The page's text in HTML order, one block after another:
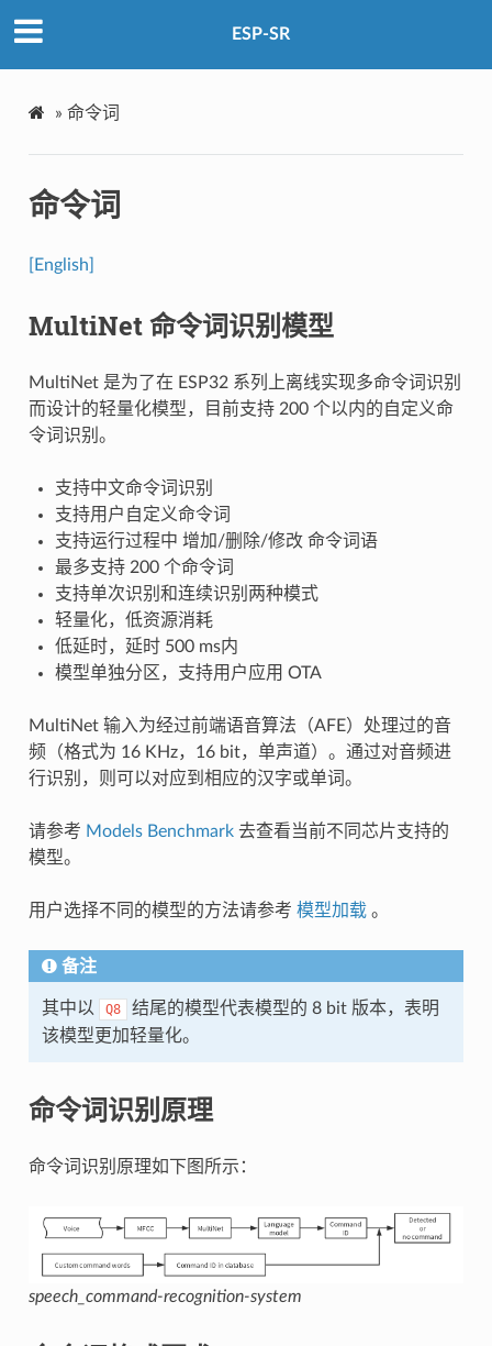
ESP-SR
» 命令词
命令词
[English]
MultiNet 命令词识别模型
MultiNet 是为了在 ESP32 系列上离线实现多命令词识别
而设计的轻量化模型，目前支持 200 个以内的自定义命
令词识别。
支持中文命令词识别
支持用户自定义命令词
支持运行过程中 增加/删除/修改 命令词语
最多支持 200 个命令词
支持单次识别和连续识别两种模式
轻量化，低资源消耗
低延时，延时 500 ms内
模型单独分区，支持用户应用 OTA
MultiNet 输入为经过前端语音算法（AFE）处理过的音
频（格式为 16 KHz，16 bit，单声道）。通过对音频进
行识别，则可以对应到相应的汉字或单词。
请参考 Models Benchmark去查看当前不同芯片支持的
模型。
用户选择不同的模型的方法请参考 模型加载。
备注
其中以 Q8
结尾的模型代表模型的 8 bit 版本，表明
该模型更加轻量化。
命令词识别原理
命令词识别原理如下图所示：
speech_command-recognition-system